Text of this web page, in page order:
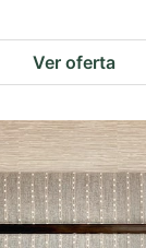
Ver oferta